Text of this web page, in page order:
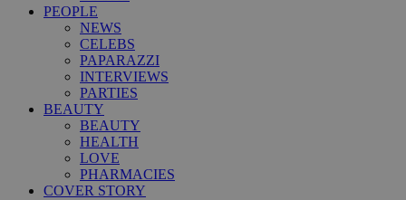
PEOPLE
NEWS
CELEBS
PAPARAZZI
INTERVIEWS
PARTIES
BEAUTY
BEAUTY
HEALTH
LOVE
PHARMACIES
COVER STORY